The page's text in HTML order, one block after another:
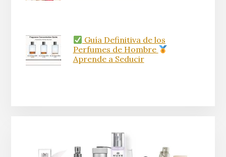
Guía Definitiva de los
Perfumes de Hombre
Aprende a Seducir